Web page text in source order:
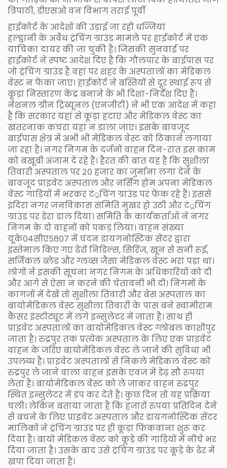
त्रिपाठी, डीएसओ वन विभाग तराई पूर्वी
हाईकोर्ट के आदेशों की उड़ाई जा रही धज्जियां
हल्द्वानी के अवैध ट्रंचिंग ग्राउंड मामले पर हाईकोर्ट में एक
याचिका दायर की जा चुकी है। जिसकी सुनवाई पर
हाईकोर्ट ने स्पष्ट आदेश दिए हैं कि गौलपार के बाईपास पर
जो ट्रंचिंग ग्राउंड है वहां पर शहर के अस्पतालों का मेडिकल
वेस्ट न फेंका जाए। हाईकोर्ट ने बस्तियों से दूर स्थाई रूप से
कूड़ा निस्तारण केंद्र बनाने के भी दिशा-निर्देश दिए हैं।
नेशनल ग्रीन ट्रिब्यूनल (एनजीटी) ने भी एक आदेश में कहा
है कि सरकार यहां से कूड़ा हटाए और मेडिकल वेस्ट का
खतरनाक कचरा यहां न डाला जाए। इसके बावजूद
बाईपास क्षेत्र में अभी भी मेडिकल वेस्ट को ठिकाने लगाया
जा रहा है। नगर निगम के दर्जनों वाहन दिन-रात इस काम
को बखूबी अंजाम दे रहे हैं। हैरत की बात यह है कि सुशीला
तिवारी अस्पताल पर २० हजार का जुर्माना लगा देने के
बावजूद प्राइवेट अस्पताल और नर्सिंग होम अपना मेडिकल
वेस्ट गाड़ियों में भरकर टं्रचिंग ग्राउंड पर फेंक रहे हैं। इससे
इंदिरा नगर जनविकास समिति मुखर हो उठी और टं्रचिंग
ग्राउंड पर डेरा डाल दिया। समिति के कार्यकर्ताओं ने नगर
निगम के दो वाहनों को पकड़ लिया। वाहन संख्या
यूके०४सीए५८०७ में चंदन डायगनोस्टिक सेंटर द्वारा
इस्तेमाल किए गए ढेरों निडिल्स, सिरिंज, खून से सनी रूई,
सर्जिकल ब्लेड और ग्लव्स जैसा मेडिकल वेस्ट भरा पड़ा था।
लोगों ने इसकी सूचना नगर निगम के अधिकारियों को दी
और आगे से ऐसा न करने की चेतावनी भी दी। निगमों के
कागजों में देखें तो सुशीला तिवारी और बेस अस्पताल का
बायोमेडिकल वेस्ट सुशीला तिवारी के पास बने स्वामीराम
कैंसर इंस्टीट्यूट में लगे इन्सुलेटर में जाता है। साथ ही
प्राइवेट अस्पतालों का बायोमेडिकल वेस्ट ग्लोबल काशीपुर
जाता है। रुद्रपुर तक प्रत्येक अस्पताल के लिए एक प्राइवेट
वाहन के जरिए बायोमेडिकल वेस्ट ले जाने की सुविधा भी
उपलब्ध है। प्राइवेट अस्पतालों से निकले मेडिकल वेस्ट को
रुद्रपुर ले जाने वाला वाहन इसके एवज में डेढ़ सौ रुपया
लेता है। बायोमेडिकल वेस्ट को ले जाकर वाहन रुद्रपुर
स्थित इन्सुलेटर में डंप कर देते हैं। कुछ दिन तो यह प्रक्रिया
चली। लेकिन बताया जाता है कि हजारों रुपया प्रतिदिन देने
से बचने के लिए प्राइवेट अस्पताल और डायगनोस्टिक सेंटर
मालिकों ने ट्रंचिंग ग्राउंड पर ही कूड़ा फिंकवाना शुरू कर
दिया है। बायो मेडिकल वेस्ट को कूड़े की गाड़ियों में नीचे भर
दिया जाता है। उसके बाद उसे ट्रंचिंग ग्राउंड पर कूड़े के ढेर में
खपा दिया जाता है।